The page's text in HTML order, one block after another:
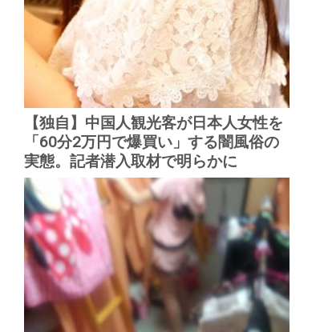
【独自】中国人観光客が日本人女性を
「60分2万円で爆買い」する闇風俗の
実態。記者潜入取材で明らかに